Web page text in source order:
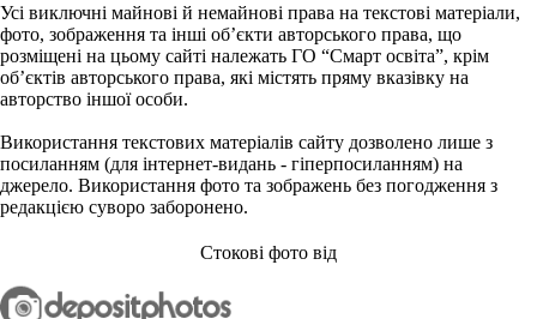
Усі виключні майнові й немайнові права на текстові матеріали,
фото, зображення та інші об’єкти авторського права, що
розміщені на цьому сайті належать ГО “Смарт освіта”, крім
об’єктів авторського права, які містять пряму вказівку на
авторство іншої особи.
Використання текстових матеріалів сайту дозволено лише з
посиланням (для інтернет-видань - гіперпосиланням) на
джерело. Використання фото та зображень без погодження з
редакцією суворо заборонено.
Стокові фото від